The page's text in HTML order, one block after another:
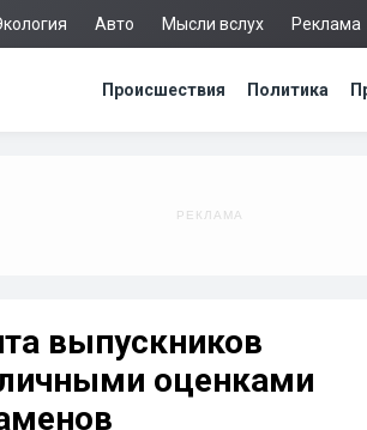
Авто Мысли вслух Реклама
Происшествия Политика
выпускников
оценками